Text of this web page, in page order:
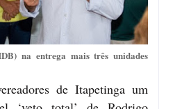
na entrega mais três unidades
de Itapetinga um